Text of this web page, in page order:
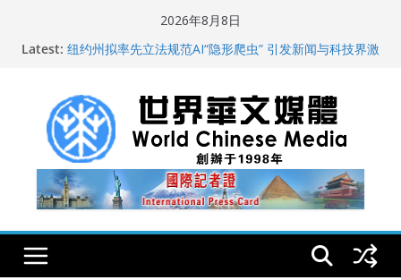
2026年8月8日
Latest:
全球新闻业正面临“代际脱钩”
纽约州拟率先立法规范AI“隐形爬虫” 引发新闻与科技界激
世界华文大众传播媒体协会公开声明
从一杯沉香叶茶到一缕海南天香：加拿大茶艺师邓岚月
海南沉香文化考察纪行